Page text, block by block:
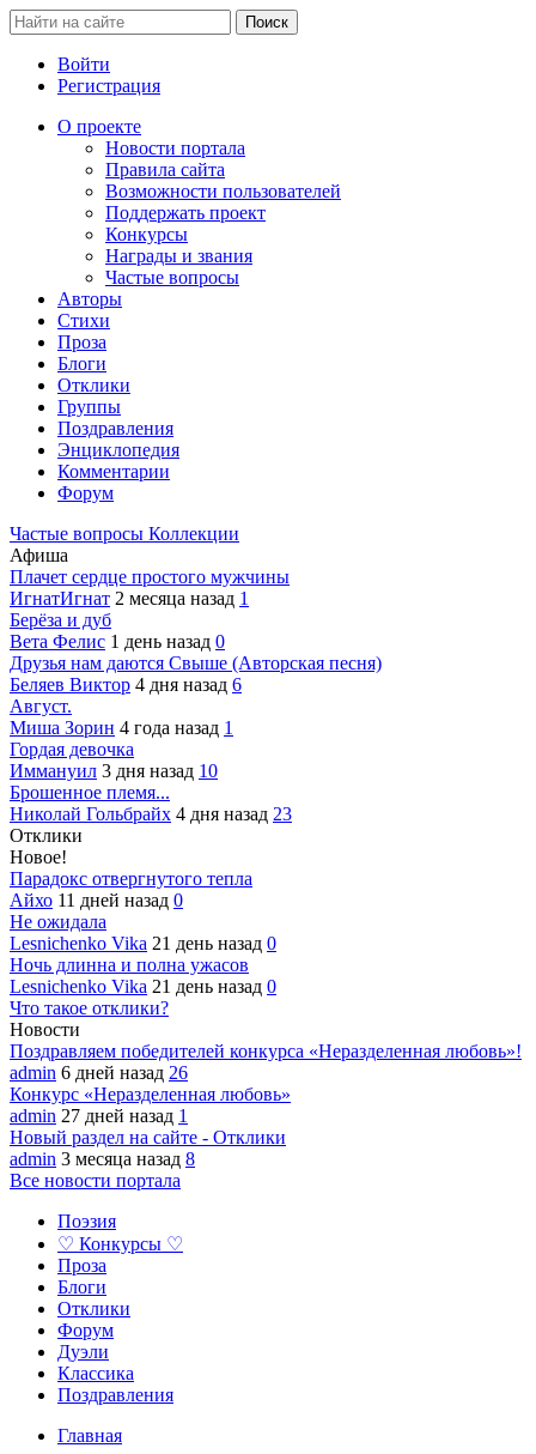
Войти
Регистрация
О проекте
Новости портала
Правила сайта
Возможности пользователей
Поддержать проект
Конкурсы
Награды и звания
Частые вопросы
Авторы
Стихи
Проза
Блоги
Отклики
Группы
Поздравления
Энциклопедия
Комментарии
Форум
Частые вопросы Коллекции
Афиша
Плачет сердце простого мужчины
ИгнатИгнат 2 месяца назад 1
Берёза и дуб
Вета Фелис 1 день назад 0
Друзья нам даются Свыше (Авторская песня)
Беляев Виктор 4 дня назад 6
Август.
Миша Зорин 4 года назад 1
Гордая девочка
Иммануил 3 дня назад 10
Брошенное племя...
Николай Гольбрайх 4 дня назад 23
Отклики
Новое!
Парадокс отвергнутого тепла
Айхо 11 дней назад 0
Не ожидала
Lesnichenko Vika 21 день назад 0
Ночь длинна и полна ужасов
Lesnichenko Vika 21 день назад 0
Что такое отклики?
Новости
Поздравляем победителей конкурса «Неразделенная любовь»!
admin 6 дней назад 26
Конкурс «Неразделенная любовь»
admin 27 дней назад 1
Новый раздел на сайте - Отклики
admin 3 месяца назад 8
Все новости портала
Поэзия
♡ Конкурсы ♡
Проза
Блоги
Отклики
Форум
Дуэли
Классика
Поздравления
Главная